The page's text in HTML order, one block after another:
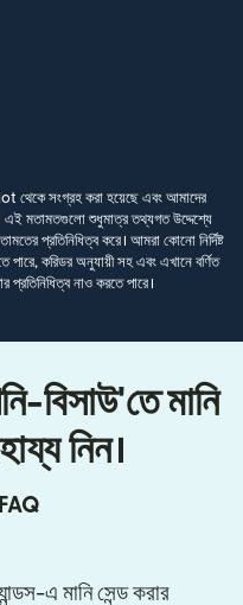
থেকে সংগ্রহ করা হয়েছে এবং আমাদের
এই মতামতগুলো শুধুমাত্র তথ্যগত উদ্দেশ্যে
প্রতিনিধিত্ব করে। আমরা কোনো নির্দিষ্ট
পারে, করিডর অনুযায়ী সহ এবং এখানে বর্ণিত
নাও করতে পারে।
বিসাউ'তে মানি
নিন।
এ মানি সেন্ড করার